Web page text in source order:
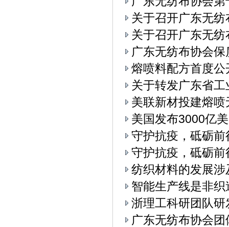
关于召开广东无
关于召开广东无
广东无纺布协会
熔喷料配方首度
关于转发广东省
美联新材投建熔喷
美国发布3000亿
守护抗疫，砥砺
守护抗疫，砥砺
纺织材料的发展
智能生产线是非
浙理工科研团队
广东无纺布协会